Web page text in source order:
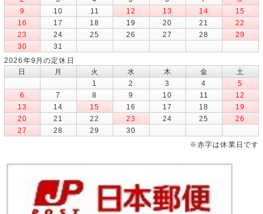
9
10 11 12 13 14
15
16
17 18 19 20 21
22
23
24 25 26 27 28
29
30
31
2026年9月の定休日
日
月 火 水 木 金
土
1
2 3 4
5
6
7 8 9 10 11
12
13
14 15 16 17 18
19
20
21 22 23 24 25
26
27
28 29
30
※赤字は休業日です